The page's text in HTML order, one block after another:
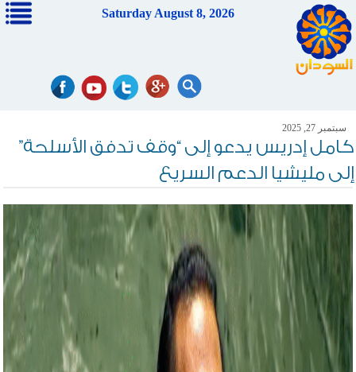
Saturday August 8, 2026
سبتمبر 27, 2025
كامل إدريس يدعو إلى “وقف تدفق الأسلحة”
إلى مليشيا الدعم السريع